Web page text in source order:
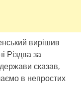
вирішив
Різдва за
сказав,
в непростих